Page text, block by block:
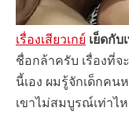
เรื่องเสียวเกย์ เย็ดกั
ชื่อกล้าครับ เรื่องที่จ
นี้เอง ผมรู้จักเด็กค
เขาไม่สมบูรณ์เท่าไ